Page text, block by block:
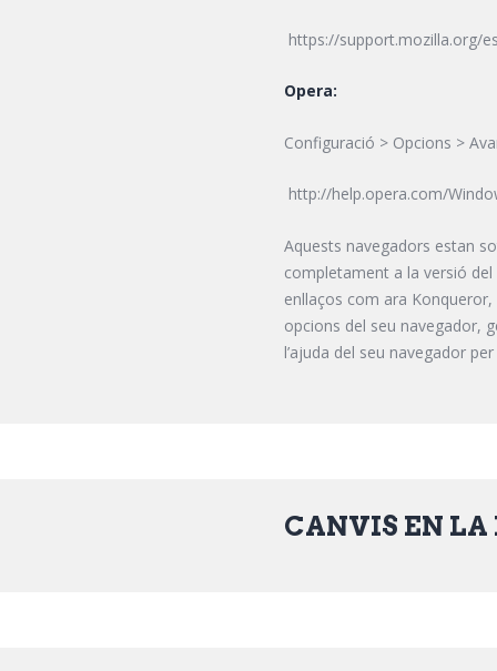
https://support.mozilla.org/
Opera:
Configuració > Opcions >
http://help.opera.com/
Aquests navegadors estan
completament a la versió
enllaços com ara
opcions del seu navegador,
l’ajuda del seu navegador
CANVIS EN LA